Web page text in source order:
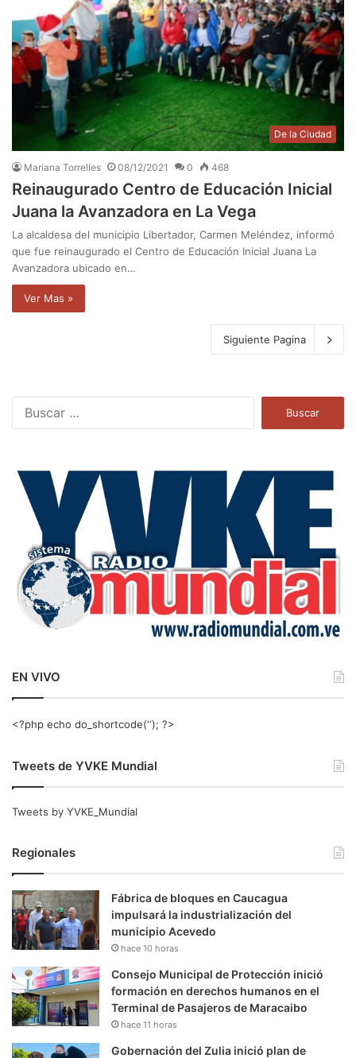
De la Ciudad
Mariana Torrelles 08/12/2021 0 468
Reinaugurado Centro de Educación Inicial
Juana la Avanzadora en La Vega
La alcaldesa del municipio Libertador, Carmen Meléndez, informó
que fue reinaugurado el Centro de Educación Inicial Juana La
Avanzadora ubicado en…
Ver Mas »
Siguiente Pagina
a
EN VIVO
<?php echo do_shortcode(‘‘); ?>
Tweets de YVKE Mundial
Tweets by YVKE_Mundial
Regionales
Fábrica de bloques en Caucagua
impulsará la industrialización del
municipio Acevedo
hace 10 horas
Consejo Municipal de Protección inició
formación en derechos humanos en el
Terminal de Pasajeros de Maracaibo
hace 11 horas
Gobernación del Zulia inició plan de